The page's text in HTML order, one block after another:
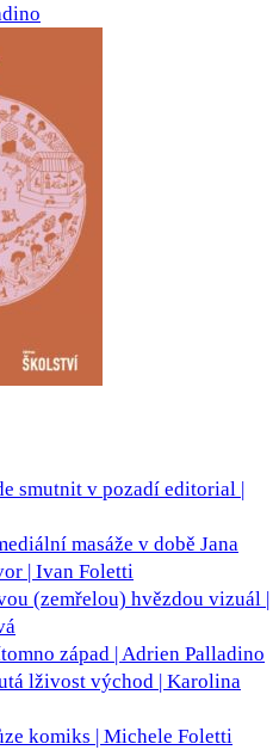
smutnit v pozadí editorial |
masáže v době Jana
| Ivan Foletti
(zemřelou) hvězdou vizuál |
západ | Adrien Palladino
lživost východ | Karolina
komiks | Michele Foletti